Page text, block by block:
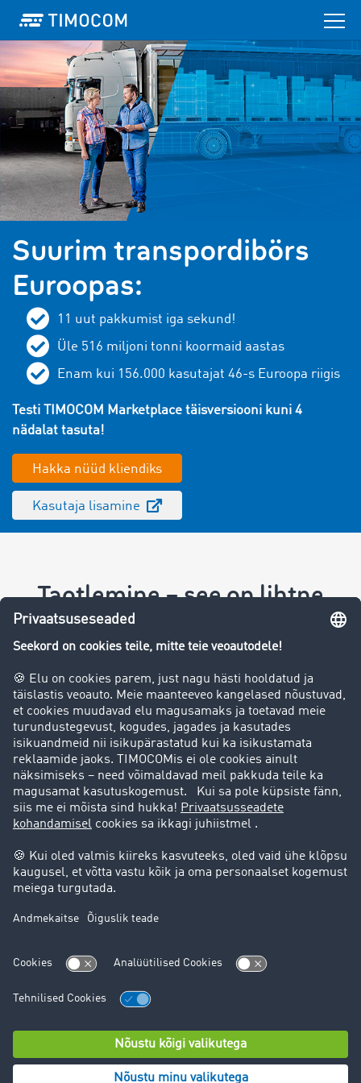
Suurim transpordibörs
Euroopas:
11 uut pakkumist iga sekund!
Üle 516 miljoni tonni koormaid aastas
Enam kui 156.000 kasutajat 46-s Euroopa riigis
Testi TIMOCOM Marketplace täisversiooni kuni 4
nädalat tasuta!
Hakka nüüd kliendiks
Kasutaja lisamine
Taotlemine – see on lihtne
Hakka nüüd kliendiks
Kas Teil on küsimusi tekkinud?
Pöörduge julgesti TIMOCOM klienditoe poole
+48 71 737 26 20
Küpsiste seaded